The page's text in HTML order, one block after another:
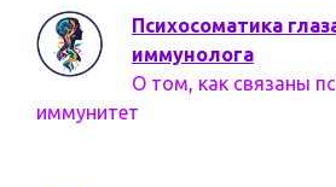
Психосоматика
иммунолога
О том, как связаны
иммунитет